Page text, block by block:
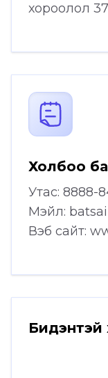
хороолол
Холбоо
Утас: 8888-
Мэйл:
Вэб сайт:
Бидэнтэй